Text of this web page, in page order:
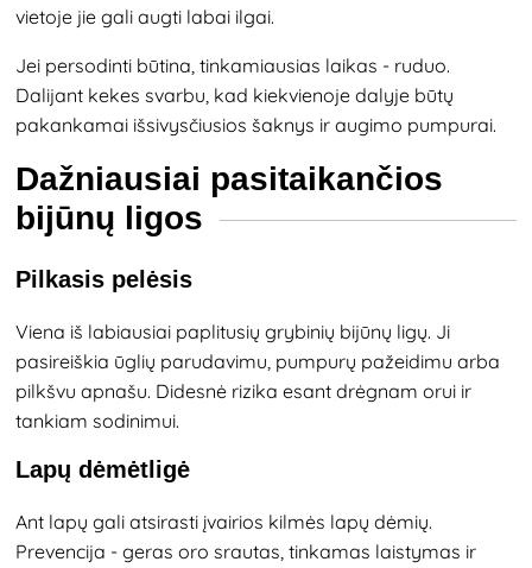
vietoje jie gali augti labai ilgai.
Jei persodinti būtina, tinkamiausias laikas - ruduo.
Dalijant kekes svarbu, kad kiekvienoje dalyje būtų
pakankamai išsivysčiusios šaknys ir augimo pumpurai.
Dažniausiai pasitaikančios
bijūnų ligos
Pilkasis pelėsis
Viena iš labiausiai paplitusių grybinių bijūnų ligų. Ji
pasireiškia ūglių parudavimu, pumpurų pažeidimu arba
pilkšvu apnašu. Didesnė rizika esant drėgnam orui ir
tankiam sodinimui.
Lapų dėmėtligė
Ant lapų gali atsirasti įvairios kilmės lapų dėmių.
Prevencija - geras oro srautas, tinkamas laistymas ir